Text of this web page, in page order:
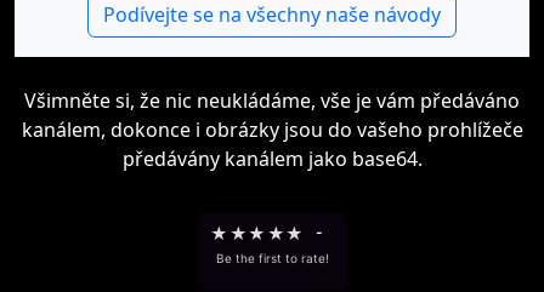
Podívejte se na všechny naše návody
Všimněte si, že nic neukládáme, vše je vám předáváno
kanálem, dokonce i obrázky jsou do vašeho prohlížeče
předávány kanálem jako base64.
★ ★★ ★★ -
Be the first to rate!